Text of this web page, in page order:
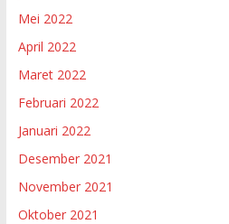
Mei 2022
April 2022
Maret 2022
Februari 2022
Januari 2022
Desember 2021
November 2021
Oktober 2021